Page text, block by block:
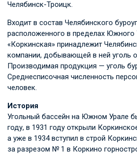
Челябинск-Троицк.
Входит в состав Челябинского
расположенного в пределах Южного
«Коркинская» принадлежит
компании, добывающей в ней уголь
Производимая продукция — уголь
Среднесписочная численность
человек.
История
Угольный бассейн на Южном Урале
году, в 1931 году открыли
а уже в 1934 вступил в строй
за разрезом № 1 в Коркино